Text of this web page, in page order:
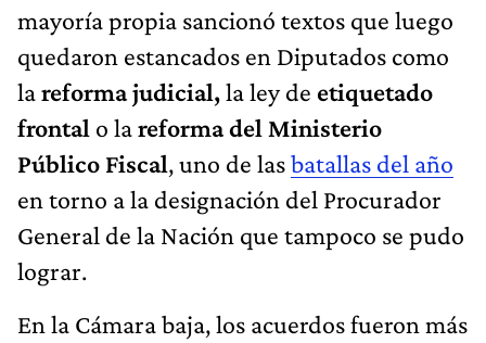
mayoría propia sancionó textos que luego
quedaron estancados en Diputados como
lareforma judicial,la ley de etiquetado
frontal o lareforma del Ministerio
Público Fiscal, uno de lasbatallas del año
en torno a la designación del Procurador
General de la Nación que tampoco se pudo
lograr.
En la Cámara baja, los acuerdos fueron más